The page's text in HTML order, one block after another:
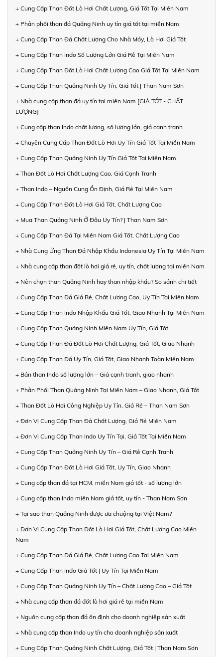
+ Cung Cấp Than Đốt Lò Hơi Chất Lượng, Giá Tốt Tại Miền Nam
+ Phân phối than đá Quảng Ninh uy tín giá tốt tại miền Nam
+ Cung Cấp Than Đá Chất Lượng Cho Nhà Máy, Lò Hơi Giá Tốt
+ Cung Cấp Than Indo Số Lượng Lớn Giá Rẻ Tại Miền Nam
+ Cung Cấp Than Đốt Lò Hơi Chất Lượng Cao Giá Tốt Tại Miền Nam
+ Cung Cấp Than Quảng Ninh Uy Tín, Giá Tốt | Than Nam Sơn
+ Nhà cung cấp than đá uy tín tại miền Nam [GIÁ TỐT - CHẤT
LƯỢNG]
+ Cung cấp than Indo chất lượng, số lượng lớn, giá cạnh tranh
+ Chuyên Cung Cấp Than Đốt Lò Hơi Uy Tín Giá Tốt Tại Miền Nam
+ Cung Cấp Than Quảng Ninh Uy Tín Giá Tốt Tại Miền Nam
+ Than Đốt Lò Hơi Chất Lượng Cao, Giá Cạnh Tranh
+ Than Indo – Nguồn Cung Ổn Định, Giá Rẻ Tại Miền Nam
+ Cung Cấp Than Đốt Lò Hơi Giá Tốt, Chất Lượng Cao
+ Mua Than Quảng Ninh Ở Đâu Uy Tín? | Than Nam Sơn
+ Cung Cấp Than Đá Tại Miền Nam Giá Tốt, Chất Lượng Cao
+ Nhà Cung Ứng Than Đá Nhập Khẩu Indonesia Uy Tín Tại Miền Nam
+ Nhà cung cấp than đốt lò hơi giá rẻ, uy tín, chất lượng tại miền Nam
+ Nên chọn than Quảng Ninh hay than nhập khẩu? So sánh chi tiết
+ Cung Cấp Than Đá Giá Rẻ, Chất Lượng Cao, Uy Tín Tại Miền Nam
+ Cung Cấp Than Indo Nhập Khẩu Giá Tốt, Giao Nhanh Tại Miền Nam
+ Cung Cấp Than Quảng Ninh Miền Nam Uy Tín, Giá Tốt
+ Cung Cấp Than Đá Đốt Lò Hơi Chất Lượng, Giá Tốt, Giao Nhanh
+ Cung Cấp Than Đá Uy Tín, Giá Tốt, Giao Nhanh Toàn Miền Nam
+ Bán than Indo số lượng lớn – Giá cạnh tranh, giao nhanh
+ Phân Phối Than Quảng Ninh Tại Miền Nam – Giao Nhanh, Giá Tốt
+ Than Đốt Lò Hơi Công Nghiệp Uy Tín, Giá Rẻ – Than Nam Sơn
+ Đơn Vị Cung Cấp Than Đá Chất Lượng, Giá Rẻ Miền Nam
+ Đơn Vị Cung Cấp Than Indo Uy Tín Tại, Giá Tốt Tại Miền Nam
+ Cung Cấp Than Quảng Ninh Uy Tín – Giá Rẻ Cạnh Tranh
+ Cung Cấp Than Đốt Lò Hơi Giá Tốt, Uy Tín, Giao Nhanh
+ Cung cấp than đá tại HCM, miền Nam giá tốt - số lượng lớn
+ Cung cấp than Indo miền Nam giá tốt, uy tín - Than Nam Sơn
+ Tại sao than Quảng Ninh được ưa chuộng tại Việt Nam?
+ Đơn Vị Cung Cấp Than Đốt Lò Hơi Giá Tốt, Chất Lượng Cao Miền
Nam
+ Cung Cấp Than Đá Giá Rẻ, Chất Lượng Cao Tại Miền Nam
+ Cung Cấp Than Indo Giá Tốt | Uy Tín Tại Miền Nam
+ Cung Cấp Than Quảng Ninh Uy Tín – Chất Lượng Cao – Giá Tốt
+ Nhà cung cấp than đá đốt lò hơi giá rẻ tại miền Nam
+ Nguồn cung cấp than đá ổn định cho doanh nghiệp sản xuất
+ Nhà cung cấp than Indo uy tín cho doanh nghiệp sản xuất
+ Cung Cấp Than Quảng Ninh Chất Lượng, Giá Tốt | Than Nam Sơn